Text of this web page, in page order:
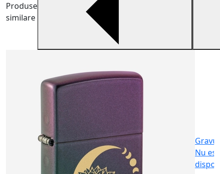
Produse
similare
Nu